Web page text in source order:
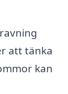
att tänka
kan